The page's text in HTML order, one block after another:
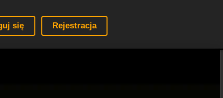
się Rejestracja